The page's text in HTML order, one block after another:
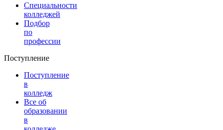
Специальности
колледжей
Подбор
по
профессии
Поступление
Поступление
в
колледж
Все об
образовании
в